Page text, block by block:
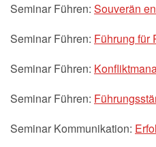
Seminar Führen: Souverän
Seminar Führen: Führung für
Seminar Führen:
Seminar Führen:
Seminar Kommunikation: